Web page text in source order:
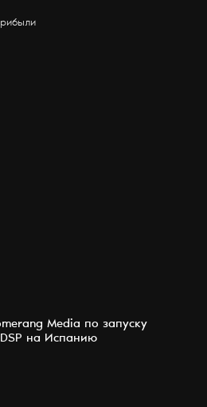
Media по запуску
на Испанию